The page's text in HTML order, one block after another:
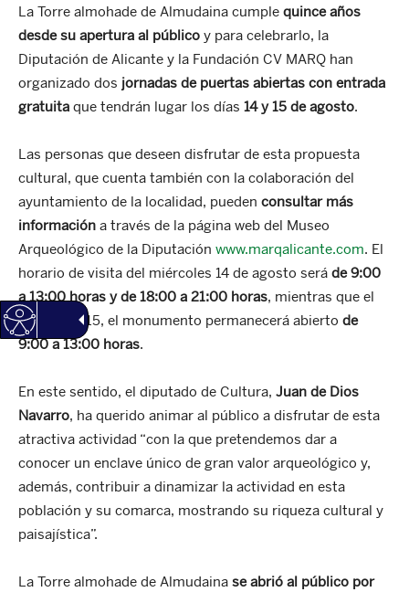
La Torre almohade de Almudaina cumple quince años
desde su apertura al público y para celebrarlo, la
Diputación de Alicante y la Fundación CV MARQ han
organizado dos jornadas de puertas abiertas con entrada
gratuita que tendrán lugar los días 14 y 15 de agosto.
Las personas que deseen disfrutar de esta propuesta
cultural, que cuenta también con la colaboración del
ayuntamiento de la localidad, pueden consultar más
información a través de la página web del Museo
Arqueológico de la Diputación www.marqalicante.com. El
horario de visita del miércoles 14 de agosto será de 9:00
a 13:00 horas y de 18:00 a 21:00 horas, mientras que el
jueves día 15, el monumento permanecerá abierto de
9:00 a 13:00 horas.
En este sentido, el diputado de Cultura, Juan de Dios
Navarro, ha querido animar al público a disfrutar de esta
atractiva actividad “con la que pretendemos dar a
conocer un enclave único de gran valor arqueológico y,
además, contribuir a dinamizar la actividad en esta
población y su comarca, mostrando su riqueza cultural y
paisajística”.
La Torre almohade de Almudaina se abrió al público por